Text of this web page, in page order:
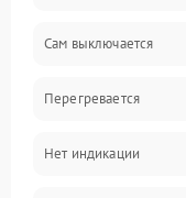
Сам выключается
Перегревается
Нет индикации